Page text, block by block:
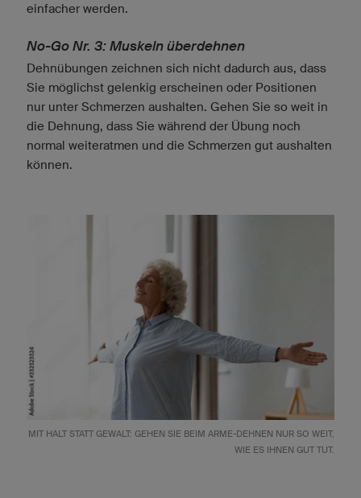
einfacher werden.
No-Go Nr. 3: Muskeln überdehnen
Dehnübungen zeichnen sich nicht dadurch aus, dass
Sie möglichst gelenkig erscheinen oder Positionen
nur unter Schmerzen aushalten. Gehen Sie so weit in
die Dehnung, dass Sie während der Übung noch
normal weiteratmen und die Schmerzen gut aushalten
können.
MIT HALT STATT GEWALT: GEHEN SIE BEIM ARME-DEHNEN NUR SO WEIT,
WIE ES IHNEN GUT TUT.